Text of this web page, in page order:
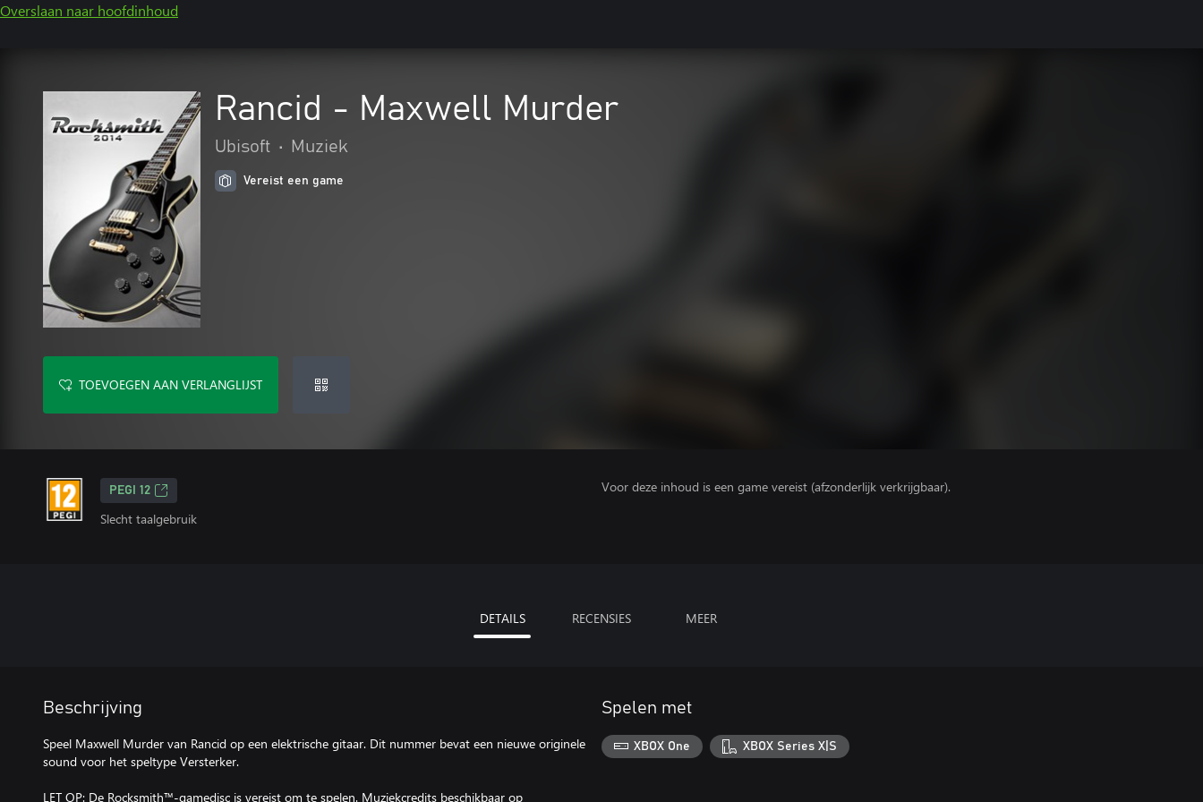
Overslaan naar hoofdinhoud
Rancid - Maxwell Murder
Ubisoft • Muziek
Vereist een game
TOEVOEGEN AAN VERLANGLIJST
PEGI 12
Slecht taalgebruik
Voor deze inhoud is een game vereist (afzonderlijk verkrijgbaar).
DETAILS RECENSIES MEER
Beschrijving
Speel Maxwell Murder van Rancid op een elektrische gitaar. Dit nummer bevat een nieuwe originele
sound voor het speltype Versterker.
LET OP: De Rocksmith™-gamedisc is vereist om te spelen. Muziekcredits beschikbaar op
Spelen met
XBOX One XBOX Series X|S